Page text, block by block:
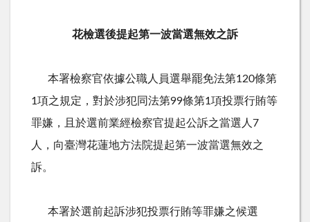
花檢選後提起第一波當選無效之訴
本署檢察官依據公職人員選舉罷免法第120條第
1項之規定，對於涉犯同法第99條第1項投票行賄等
罪嫌，且於選前業經檢察官提起公訴之當選人7
人，向臺灣花蓮地方法院提起第一波當選無效之
訴。
本署於選前起訴涉犯投票行賄等罪嫌之候選